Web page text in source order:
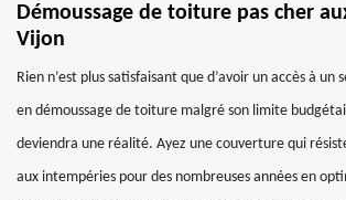
Démoussage de toiture pas cher
Vijon
Rien n’est plus satisfaisant que d’avoir un accès à un
en démoussage de toiture malgré son limite
deviendra une réalité. Ayez une couverture qui
aux intempéries pour des nombreuses années en